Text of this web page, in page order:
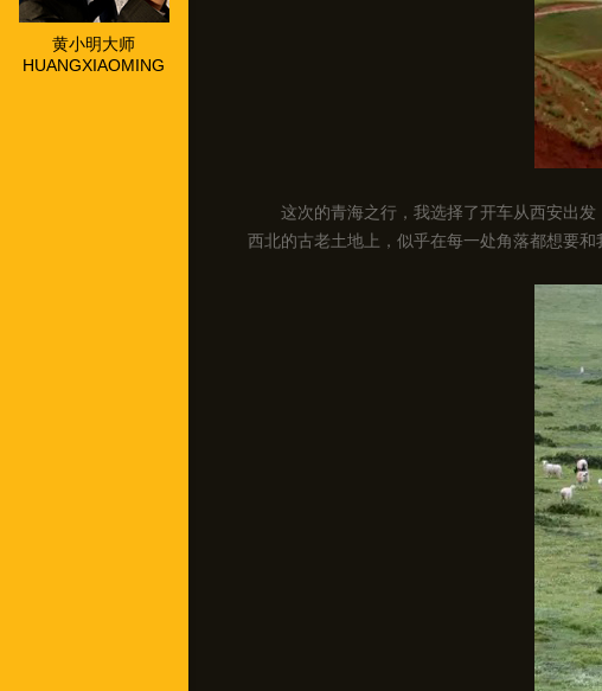
黄小明大师
HUANGXIAOMING
这次的青海之行，我选择了开车从西安出
西北的古老土地上，似乎在每一处角落都想要和